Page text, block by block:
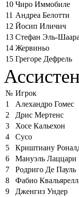
10 Чиро Иммобиле
11 Андреа Белотти
12 Йосип Иличич
13 Стефан Эль-
14 Жервиньо
15 Грегоре Дефрель
№ Игрок
1
Алехандро Гомес
2
Дрис Мертенс
3
Хосе Кальехон
4
Сусо
5
Криштиану
6
Мануэль Лаццари
7
Родриго Де Пауль
8
Фабио
9
Дженгиз Ундер